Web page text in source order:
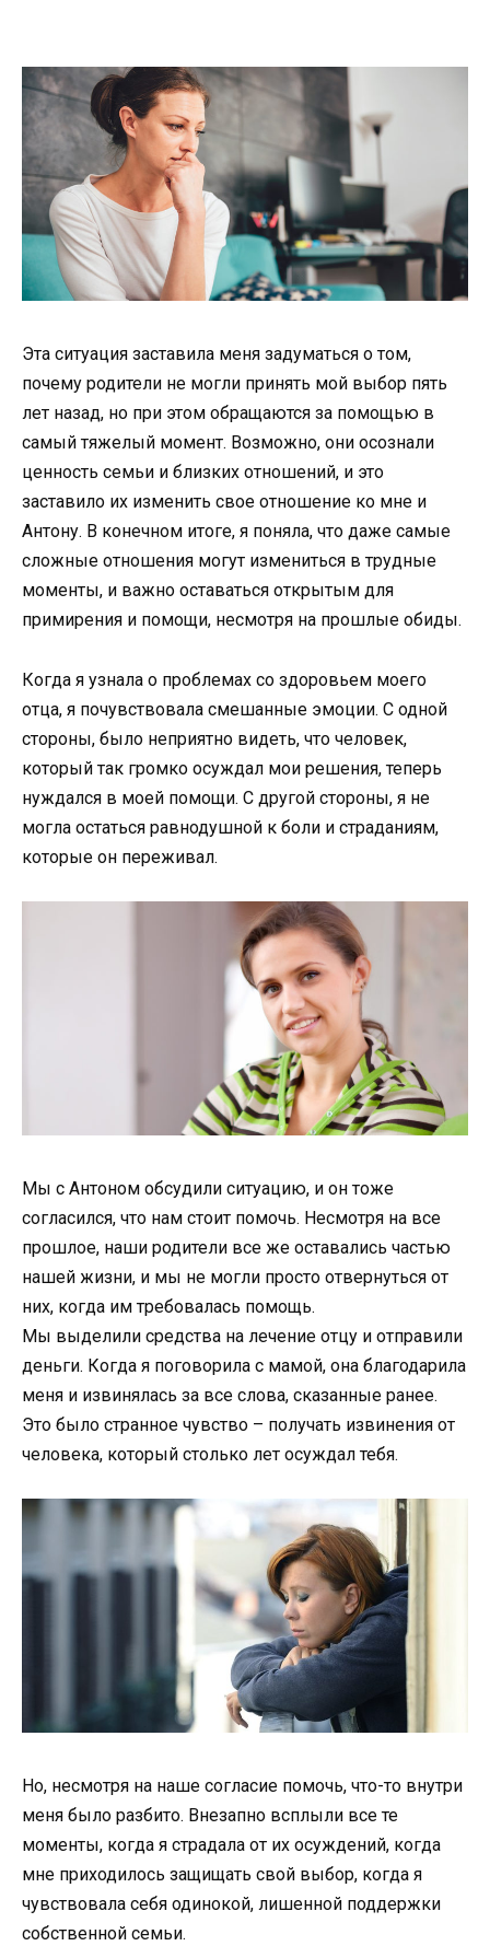
Эта ситуация заставила меня задуматься о том,
почему родители не могли принять мой выбор пять
лет назад, но при этом обращаются за помощью в
самый тяжелый момент. Возможно, они осознали
ценность семьи и близких отношений, и это
заставило их изменить свое отношение ко мне и
Антону. В конечном итоге, я поняла, что даже самые
сложные отношения могут измениться в трудные
моменты, и важно оставаться открытым для
примирения и помощи, несмотря на прошлые обиды.
Когда я узнала о проблемах со здоровьем моего
отца, я почувствовала смешанные эмоции. С одной
стороны, было неприятно видеть, что человек,
который так громко осуждал мои решения, теперь
нуждался в моей помощи. С другой стороны, я не
могла остаться равнодушной к боли и страданиям,
которые он переживал.
Мы с Антоном обсудили ситуацию, и он тоже
согласился, что нам стоит помочь. Несмотря на все
прошлое, наши родители все же оставались частью
нашей жизни, и мы не могли просто отвернуться от
них, когда им требовалась помощь.
Мы выделили средства на лечение отцу и отправили
деньги. Когда я поговорила с мамой, она благодарила
меня и извинялась за все слова, сказанные ранее.
Это было странное чувство – получать извинения от
человека, который столько лет осуждал тебя.
Но, несмотря на наше согласие помочь, что-то внутри
меня было разбито. Внезапно всплыли все те
моменты, когда я страдала от их осуждений, когда
мне приходилось защищать свой выбор, когда я
чувствовала себя одинокой, лишенной поддержки
собственной семьи.